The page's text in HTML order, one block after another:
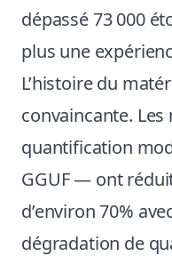
dépassé 73 000
plus une
L’histoire du
convaincante.
quantification
GGUF — ont
d’environ 70%
dégradation de